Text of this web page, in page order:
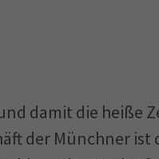
damit die heiße
der Münchner ist